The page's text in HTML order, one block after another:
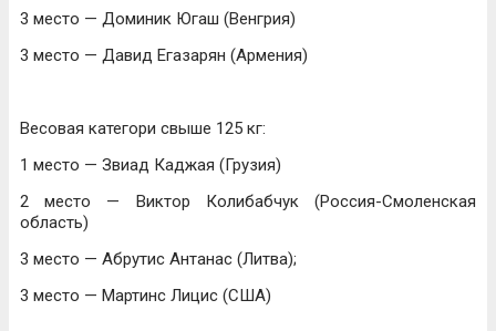
3 место — Доминик Югаш (Венгрия)
3 место — Давид Егазарян (Армения)
Весовая категори свыше 125 кг:
1 место — Звиад Каджая (Грузия)
2 место — Виктор Колибабчук (Россия-Смоленская
область)
3 место — Абрутис Антанас (Литва);
3 место — Мартинс Лицис (США)